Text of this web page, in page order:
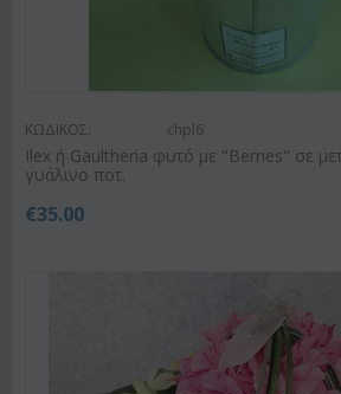
ΚΩΔΙΚΟΣ: chpl6
Ilex ή Gaultheria φυτό με "Berries" σε
γυάλινο ποτ.
€35.00